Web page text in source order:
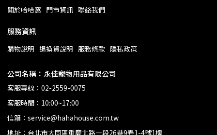
關於哈哈窩 門市資訊 聯絡我們
服務資訊
購物說明 退換貨說明 服務條款 隱私政策
公司名稱：永佳寵物用品有限公司
客服專線：02-2559-0075
客服時間：10:00~17:00
信箱：service@hahahouse.com.tw
地址：台北市大同區重慶北路一段26巷9弄1-4號1樓